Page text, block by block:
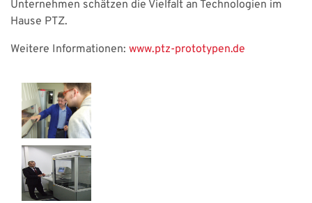
Unternehmen schätzen die Vielfalt an Technologien im
Hause PTZ.
Weitere Informationen: www.ptz-prototypen.de